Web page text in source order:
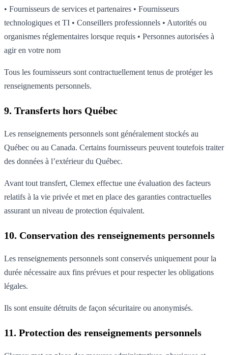
• Fournisseurs de services et partenaires • Fournisseurs
technologiques et TI • Conseillers professionnels • Autorités ou
organismes réglementaires lorsque requis • Personnes autorisées à
agir en votre nom
Tous les fournisseurs sont contractuellement tenus de protéger les
renseignements personnels.
9. Transferts hors Québec
Les renseignements personnels sont généralement stockés au
Québec ou au Canada. Certains fournisseurs peuvent toutefois traiter
des données à l’extérieur du Québec.
Avant tout transfert, Clemex effectue une évaluation des facteurs
relatifs à la vie privée et met en place des garanties contractuelles
assurant un niveau de protection équivalent.
10. Conservation des renseignements personnels
Les renseignements personnels sont conservés uniquement pour la
durée nécessaire aux fins prévues et pour respecter les obligations
légales.
Ils sont ensuite détruits de façon sécuritaire ou anonymisés.
11. Protection des renseignements personnels